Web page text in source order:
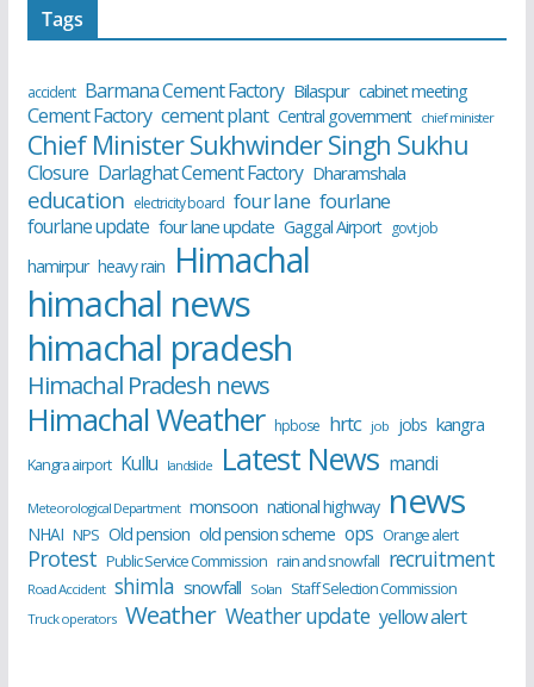
Tags
accident Barmana Cement Factory Bilaspur cabinet meeting
Cement Factory cement plant Central government chief minister
Chief Minister Sukhwinder Singh Sukhu
Closure Darlaghat Cement Factory Dharamshala
education electricity board four lane fourlane
fourlane update four lane update Gaggal Airport govt job
hamirpur heavy rain Himachal
himachal news
himachal pradesh
Himachal Pradesh news
Himachal Weather hpbose hrtc job jobs kangra
Kangra airport Kullu landslide Latest News mandi
Meteorological Department monsoon national highway news
NHAI NPS Old pension old pension scheme ops Orange alert
Protest Public Service Commission rain and snowfall recruitment
Road Accident shimla snowfall Solan Staff Selection Commission
Truck operators Weather Weather update yellow alert